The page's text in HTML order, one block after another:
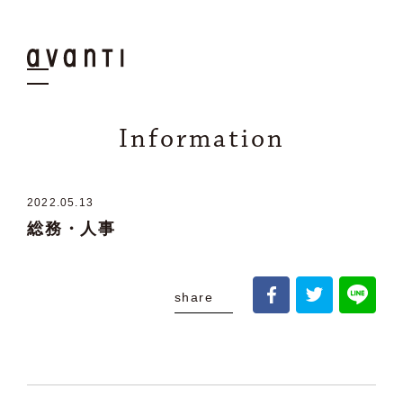
Information
2022.05. 13
総務・人事
share